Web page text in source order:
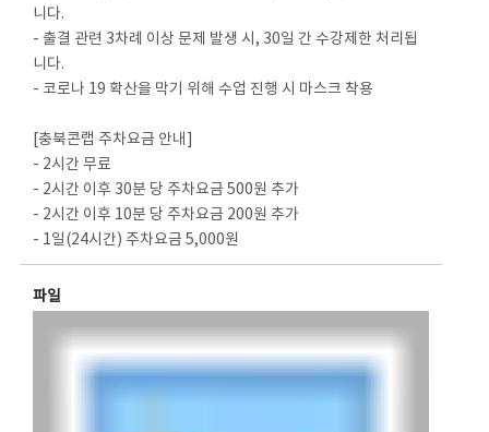
니다.
- 출결 관련 3차례 이상 문제 발생 시, 30일 간 수강제한 처리됩
니다.
- 코로나 19 확산을 막기 위해 수업 진행 시 마스크 착용
[충북콘랩 주차요금 안내]
- 2시간 무료
- 2시간 이후 30분 당 주차요금 500원 추가
- 2시간 이후 10분 당 주차요금 200원 추가
- 1일(24시간) 주차요금 5,000원
파일